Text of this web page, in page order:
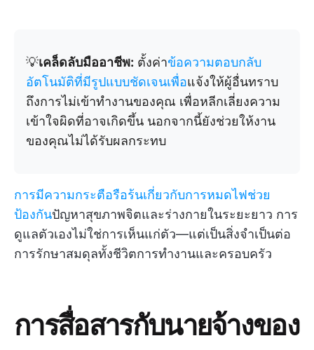
💡เคล็ดลับมืออาชีพ: ตั้งค่าข้อความตอบกลับ
อัตโนมัติที่มีรูปแบบชัดเจนเพื่อแจ้งให้ผู้อื่นทราบ
ถึงการไม่เข้าทำงานของคุณ เพื่อหลีกเลี่ยงความ
เข้าใจผิดที่อาจเกิดขึ้น นอกจากนี้ยังช่วยให้งาน
ของคุณไม่ได้รับผลกระทบ
การมีความกระตือรือร้นเกี่ยวกับการหมดไฟช่วย
ป้องกันปัญหาสุขภาพจิตและร่างกายในระยะยาว การ
ดูแลตัวเองไม่ใช่การเห็นแก่ตัว—แต่เป็นสิ่งจำเป็นต่อ
การรักษาสมดุลทั้งชีวิตการทำงานและครอบครัว
การสื่อสารกับนายจ้างของ